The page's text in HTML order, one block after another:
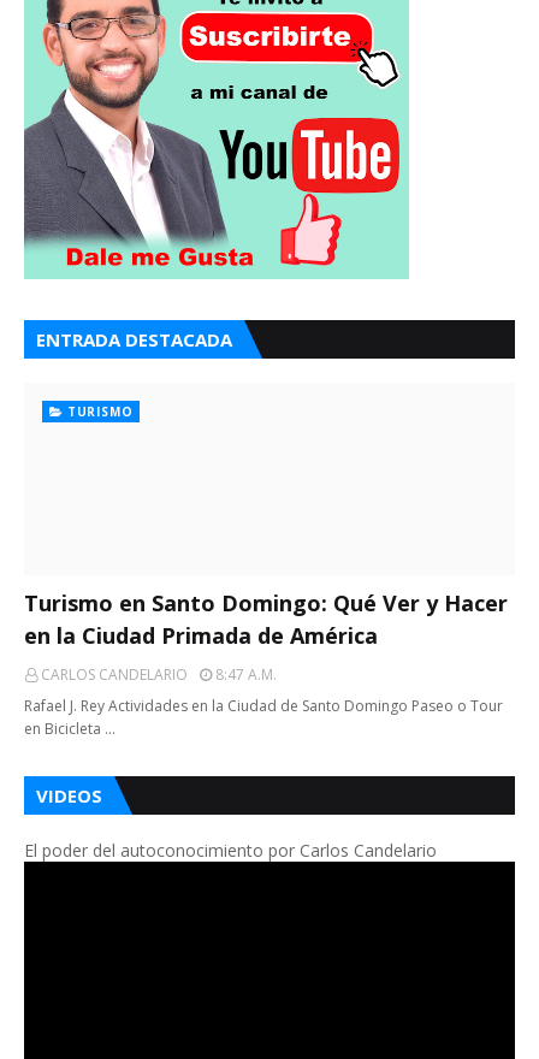
ENTRADA DESTACADA
TURISMO
Turismo en Santo Domingo: Qué Ver y Hacer
en la Ciudad Primada de América
CARLOS CANDELARIO
8:47 A.m.
Rafael J. Rey Actividades en la Ciudad de Santo Domingo Paseo o Tour
en Bicicleta …
VIDEOS
El poder del autoconocimiento por Carlos Candelario